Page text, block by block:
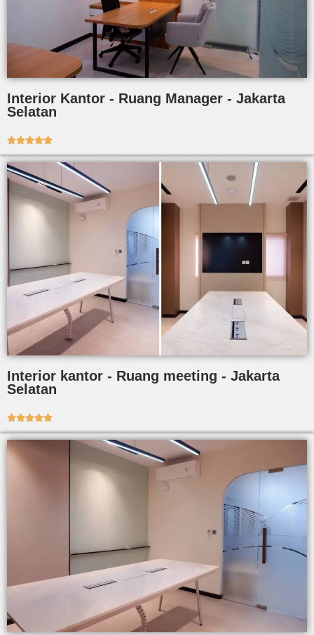
Interior Kantor - Ruang Manager - Jakarta
Selatan

Interior kantor - Ruang meeting - Jakarta
Selatan
